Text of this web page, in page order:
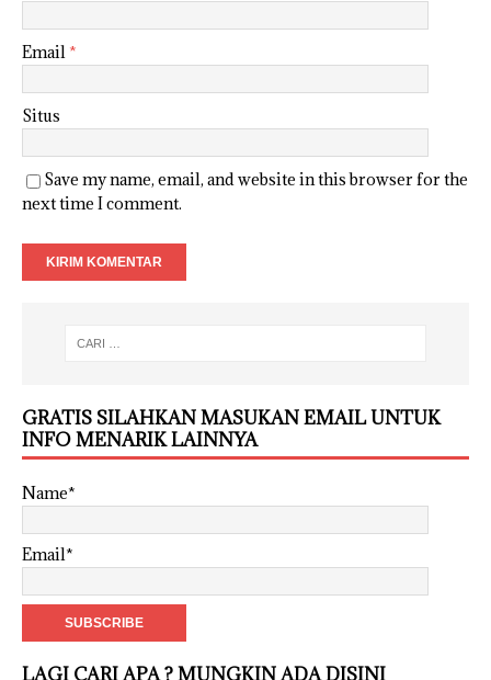
Email *
Situs
Save my name, email, and website in this browser for the
next time I comment.
GRATIS SILAHKAN MASUKAN EMAIL UNTUK
INFO MENARIK LAINNYA
Name*
Email*
LAGI CARI APA ? MUNGKIN ADA DISINI